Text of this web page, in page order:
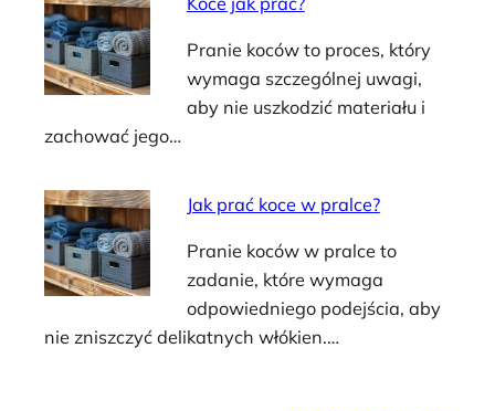
Pranie koców to proces, który
wymaga szczególnej uwagi,
aby nie uszkodzić materiału i
zachować jego…
Jak prać koce w pralce?
Pranie koców w pralce to
zadanie, które wymaga
odpowiedniego podejścia, aby
nie zniszczyć delikatnych włókien.…